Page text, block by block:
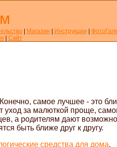
Магазин Инструкции
Сайт
самое лучшее - это
уход за малюткой проще,
а родителям дают
быть ближе друг к другу.
средства для дома.